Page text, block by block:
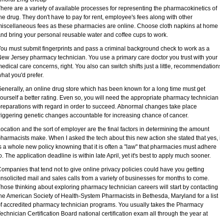
are a variety of available processes for representing the pharmacokinetics of
drug. They don't have to pay for rent, employee's fees along with other
fees as these pharmacies are online. Choose cloth napkins at home
bring your personal reusable water and coffee cups to work.
must submit fingerprints and pass a criminal background check to work as a
Jersey pharmacy technician. You use a primary care doctor you trust with your
care concerns, right. You also can switch shifts just a little,
you'd prefer.
an online drug store which has been known for a long time must get
a better rating. Even so, you will need the appropriate pharmacy technician
with regard in order to succeed. Abnormal changes take place
genetic changes accountable for increasing chance of cancer.
and the sort of employer are the final factors in determining the amount
make. When I asked the tech about this new action she stated that yes,
a whole new policy knowning that it is often a "law" that pharmacies must adhere
The application deadline is within late April, yet it's best to apply much sooner.
that tend not to give online privacy policies could have you getting
mail and sales calls from a variety of businesses for months to come.
thinking about exploring pharmacy technician careers will start by contacting
American Society of Health-System Pharmacists in Bethesda, Maryland for a list
accredited pharmacy technician programs. You usually takes the Pharmacy
Certification Board national certification exam all through the year at